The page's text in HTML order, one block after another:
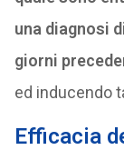
una diagnosi
giorni
ed inducendo
Efficacia